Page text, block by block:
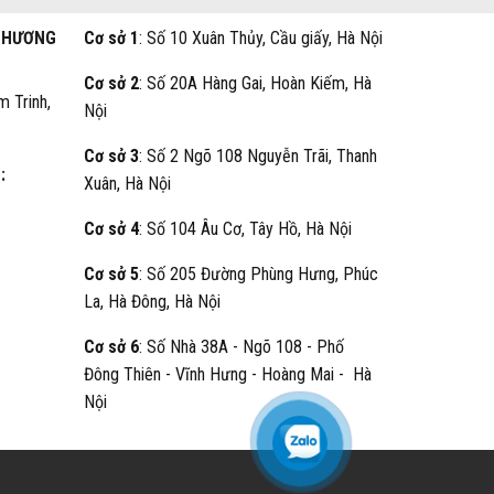
Trinh,
Cơ sở 1: Số 10 Xuân Thủy, Cầu giấy, Hà Nội
Cơ sở 2: Số 20A Hàng Gai, Hoàn Kiếm, Hà
Nội
Cơ sở 3: Số 2 Ngõ 108 Nguyễn Trãi, Thanh
Xuân, Hà Nội
Cơ sở 4: Số 104 Âu Cơ, Tây Hồ, Hà Nội
Cơ sở 5: Số 205 Đường Phùng Hưng, Phúc
La, Hà Đông, Hà Nội
Cơ sở 6: Số Nhà 38A - Ngõ 108 - Phố
Đông Thiên - Vĩnh Hưng - Hoàng Mai - Hà
Nội